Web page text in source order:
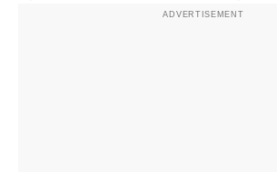
ADVERTISEMENT